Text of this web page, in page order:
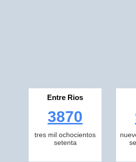
Entre Rios
3870
tres mil ochocientos
setenta